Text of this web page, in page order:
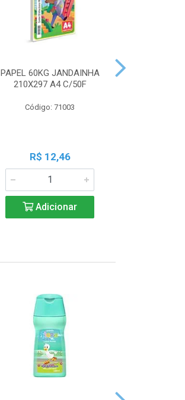
PAPEL 60KG JANDAINHA
210X297 A4 C/50F
Código: 71003
R$ 12,46
Adicionar